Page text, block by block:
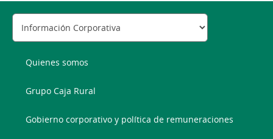
Quienes somos
Grupo Caja Rural
Gobierno corporativo y política de remuneraciones